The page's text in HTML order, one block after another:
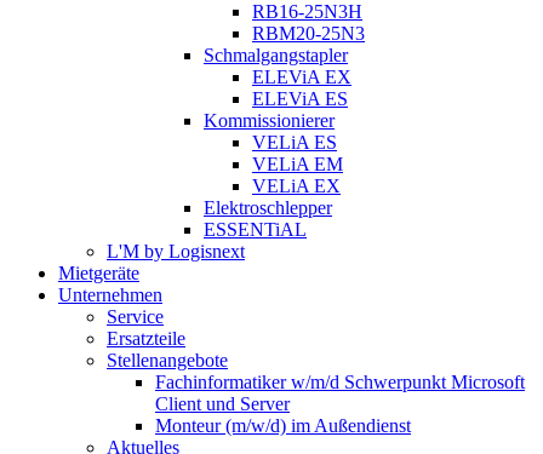
RB16-25N3H
RBM20-25N3
Schmalgangstapler
ELEViA EX
ELEViA ES
Kommissionierer
VELiA ES
VELiA EM
VELiA EX
Elektroschlepper
ESSENTiAL
L'M by Logisnext
Mietgeräte
Unternehmen
Service
Ersatzteile
Stellenangebote
Fachinformatiker w/m/d Schwerpunkt Microsoft
Client und Server
Monteur (m/w/d) im Außendienst
Aktuelles